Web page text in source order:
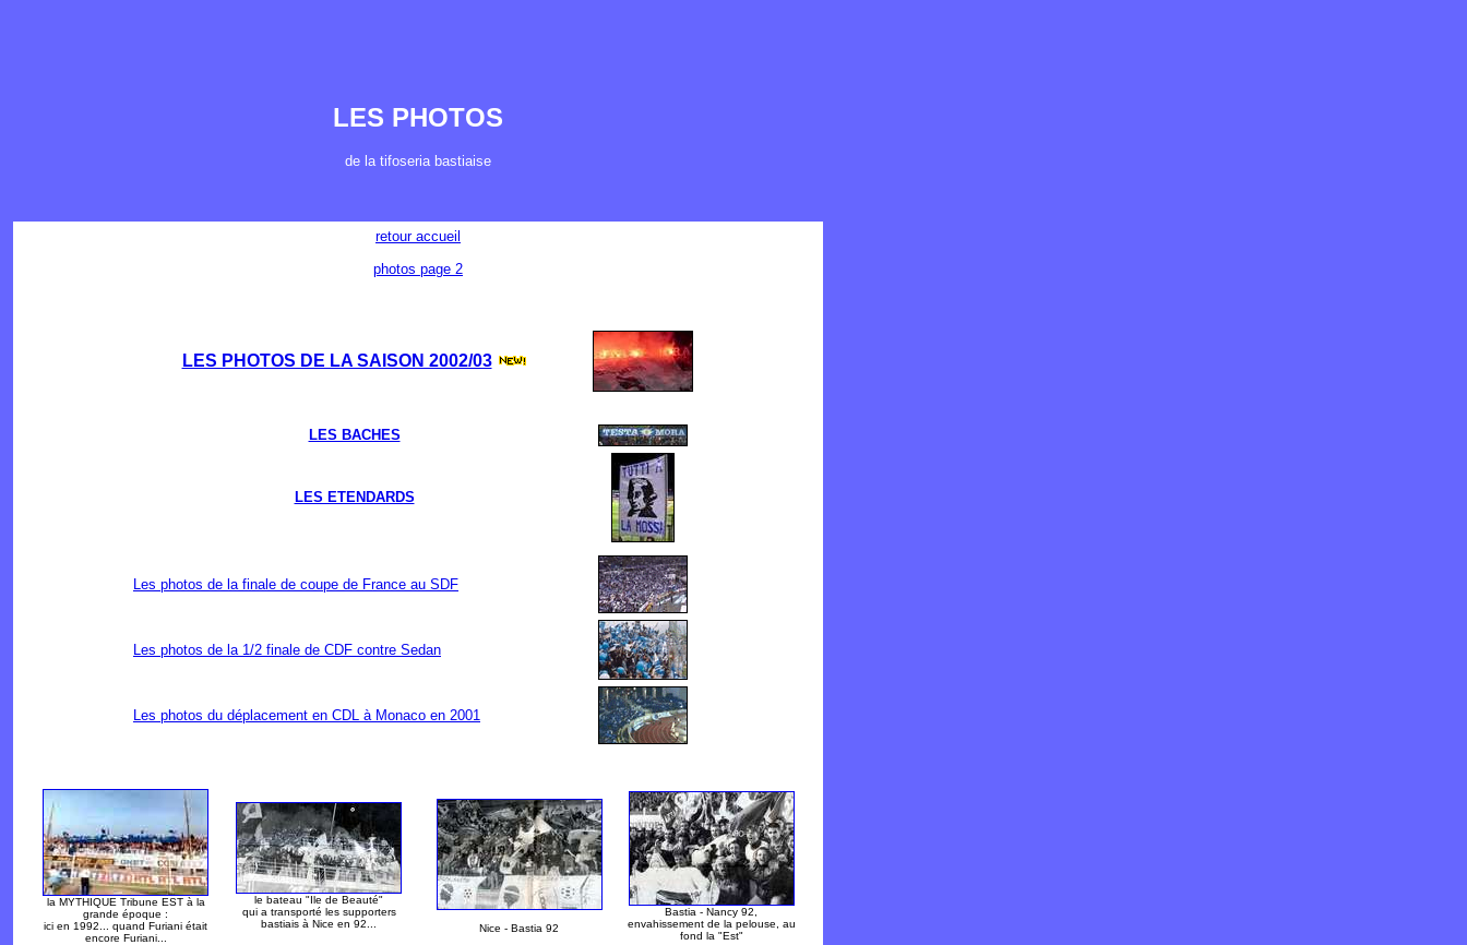
LES PHOTOS
de la tifoseria bastiaise
retour accueil
photos page 2
LES PHOTOS DE LA SAISON 2002/03
LES BACHES
LES ETENDARDS
Les photos de la finale de coupe de France au SDF
Les photos de la 1/2 finale de CDF contre Sedan
Les photos du déplacement en CDL à Monaco en 2001
la MYTHIQUE Tribune EST à la
grande époque :
ici en 1992... quand Furiani était
encore Furiani...
le bateau "Ile de Beauté"
qui a transporté les supporters
bastiais à Nice en 92...
Nice - Bastia 92
Bastia - Nancy 92,
envahissement de la pelouse, au
fond la "Est"